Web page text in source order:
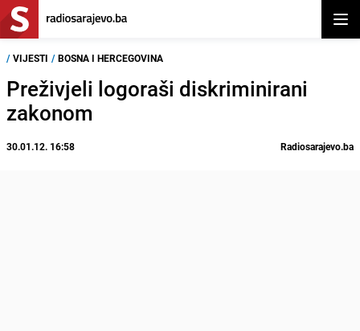
/ VIJESTI / BOSNA I HERCEGOVINA
Preživjeli logoraši diskriminirani
zakonom
30.01.12. 16:58 Radiosarajevo.ba